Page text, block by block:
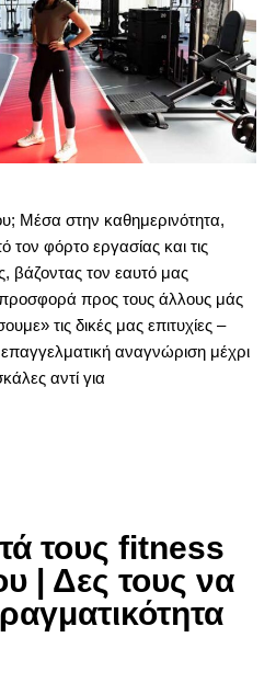
Μέσα στην καθημερινότητα,
φόρτο εργασίας και τις
βάζοντας τον εαυτό μας
προσφορά προς τους άλλους μάς
τις δικές μας επιτυχίες –
αναγνώριση μέχρι
αντί για
τους fitness
| Δες τους να